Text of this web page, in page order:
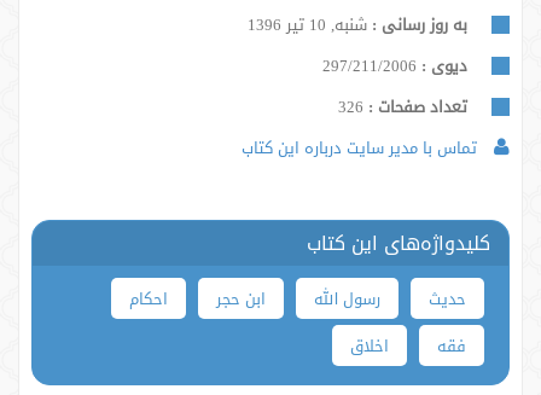
به روز رسانی : شنبه, 10 تیر 1396
دیوی : 297/211/2006
تعداد صفحات :
تماس با مدیر سایت درباره این کتاب
کلیدواژه‌های این کتاب
حدیث رسول الله ابن حجر
احکام
فقه
اخلاق